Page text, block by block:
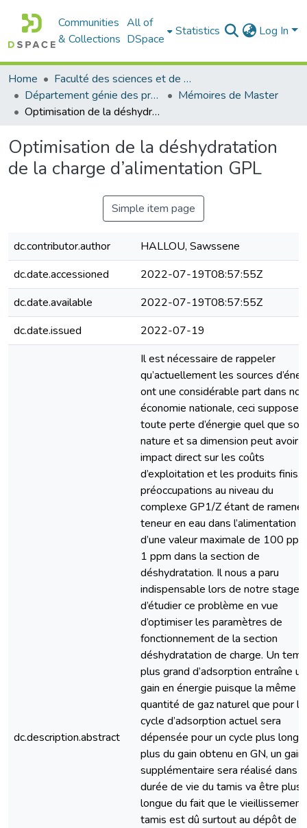
Communities
& Collections
All of
DSpace
Statistics Log In
Home
Faculté des sciences et de la technologie
Département génie des procédés
Mémoires de Master
Optimisation de la déshydratation de la charge d’alimentation GPL
Optimisation de la déshydratation
de la charge d’alimentation GPL
Simple item page
dc.contributor.author
HALLOU, Sawssene
dc.date.accessioned
2022-07-19T08:57:55Z
dc.date.available
2022-07-19T08:57:55Z
dc.date.issued
2022-07-19
dc.description.abstract
Il est nécessaire de rappeler
qu’actuellement les sources
ont une considérable part dans
économie nationale, ceci suppose
toute perte d’énergie quel que
nature et sa dimension peut avoir
impact direct sur les coûts
d’exploitation et les produits finis.
préoccupations au niveau du
complexe GP1/Z étant de
teneur en eau dans l’alimentation
d’une valeur maximale de 100
1 ppm dans la section de
déshydratation. Il nous a paru
indispensable lors de notre stage
d’étudier ce problème en vue
d’optimiser les paramètres de
fonctionnement de la section
déshydratation de charge. Un
plus grand d’adsorption entraîne un
gain en énergie puisque la même
quantité de gaz naturel que pour le
cycle d’adsorption actuel sera
dépensée pour un cycle plus long.
plus du gain obtenu en GN, un gain
supplémentaire sera réalisé dans :
durée de vie du tamis va être plus
longue du fait que le
tamis est dû surtout au dépôt de